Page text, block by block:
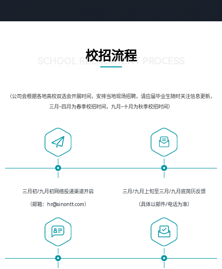
校招流程
SCHOOL RECRUIMENT PROCESS
（公司会根据各地高校双选会开展时间，安排当地现场招聘，请应届毕业生随时关注信息更新，
三月-四月为春季校招时间，九月-十月为秋季校招时间）
三月初/九月初网络投递渠道开启
（邮箱：hr@sinontt.com）
三月/九月上旬至三月/九月底简历反馈
（具体以邮件/电话为准）